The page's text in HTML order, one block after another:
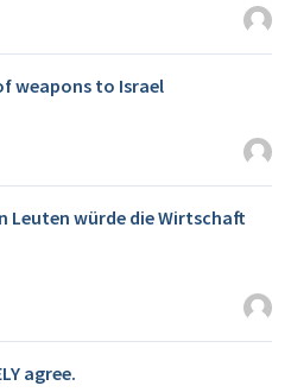
weapons to Israel
Leuten würde die Wirtschaft
agree.